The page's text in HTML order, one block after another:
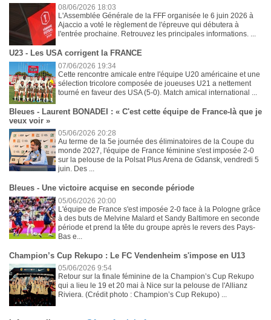
08/06/2026 18:03
L'Assemblée Générale de la FFF organisée le 6 juin 2026 à
Ajaccio a voté le règlement de l'épreuve qui débutera à
l'entrée prochaine. Retrouvez les principales informations. ...
U23 - Les USA corrigent la FRANCE
07/06/2026 19:34
Cette rencontre amicale entre l'équipe U20 américaine et une
sélection tricolore composée de joueuses U21 a nettement
tourné en faveur des USA (5-0). Match amical international ...
Bleues - Laurent BONADEI : « C'est cette équipe de France-là que je
veux voir »
05/06/2026 20:28
Au terme de la 5e journée des éliminatoires de la Coupe du
monde 2027, l'équipe de France féminine s'est imposée 2-0
sur la pelouse de la Polsat Plus Arena de Gdansk, vendredi 5
juin. Des ...
Bleues - Une victoire acquise en seconde période
05/06/2026 20:00
L'équipe de France s'est imposée 2-0 face à la Pologne grâce
à des buts de Melvine Malard et Sandy Baltimore en seconde
période et prend la tête du groupe après le revers des Pays-
Bas e...
Champion’s Cup Rekupo : Le FC Vendenheim s'impose en U13
05/06/2026 9:54
Retour sur la finale féminine de la Champion’s Cup Rekupo
qui a lieu le 19 et 20 mai à Nice sur la pelouse de l'Allianz
Riviera. (Crédit photo : Champion’s Cup Rekupo) ...